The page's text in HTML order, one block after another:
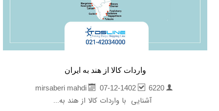
واردات کالا از هند به ایران
mirsaberi mahdi
07-12-1402 6220
آشنایی با واردات کالا از هند به...